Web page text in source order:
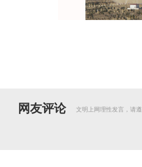
网友评论 文明上网理性发言，请